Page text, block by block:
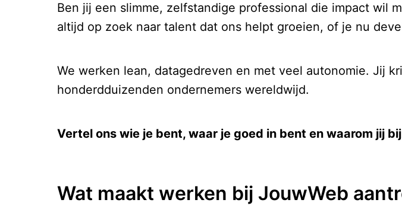
Ben jij een slimme, zelfstandige professional die impact wil
altijd op zoek naar talent dat ons helpt groeien, of je nu
We werken lean, datagedreven en met veel autonomie. Jij
honderdduizenden ondernemers wereldwijd.
Vertel ons wie je bent, waar je goed in bent en waarom jij
Wat maakt werken bij JouwWeb